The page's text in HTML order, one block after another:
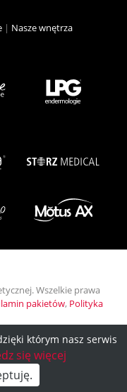
| Nasze wnętrza
Wszelkie prawa
pakietów, Polityka
i dojazd
którym nasz serwis
się więcej